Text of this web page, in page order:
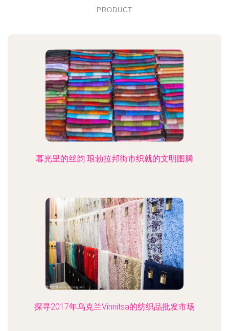
PRODUCT
暮光里的丝韵 琅勃拉邦街市织就的文明图腾
探寻2017年乌克兰Vinnitsa的纺织品批发市场